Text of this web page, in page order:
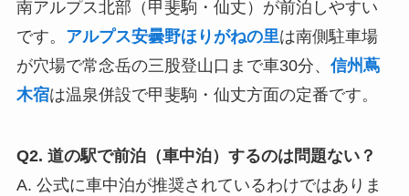
南アルプス北部（甲斐駒・仙丈）が前泊しやすい
です。 アルプス安曇野ほりがねの里は南側駐車場
が穴場で常念岳の三股登山口まで車30分、 信州蔦
木宿は温泉併設で甲斐駒・仙丈方面の定番です。
Q2. 道の駅で前泊（車中泊）するのは問題ない？
A. 公式に車中泊が推奨されているわけではありま